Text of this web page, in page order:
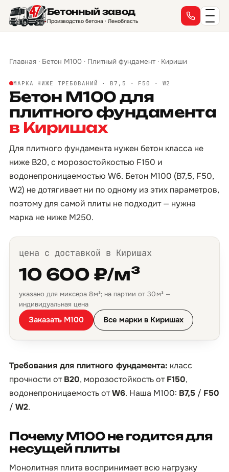
Бетонный завод
Производство бетона · Ленобласть
Главная · Бетон М100 · Плитный фундамент · Кириши
МАРКА НИЖЕ ТРЕБОВАНИЙ · B7,5 · F50 · W2
Бетон М100 для
плитного фундамента
в Киришах
Для плитного фундамента нужен бетон класса не
ниже B20, с морозостойкостью F150 и
водонепроницаемостью W6. Бетон М100 (B7,5, F50,
W2) не дотягивает ни по одному из этих параметров,
поэтому для самой плиты не подходит — нужна
марка не ниже М250.
цена с доставкой в Киришах
10 600 ₽/м³
указано для миксера 8 м³; на партии от 30 м³ —
индивидуальная цена
Заказать М100 Все марки в Киришах
Требования для плитного фундамента: класс
прочности отB20, морозостойкость отF150,
водонепроницаемость отW6. Наша М100: B7,5 / F50
/ W2.
Почему М100 не годится для
несущей плиты
Монолитная плита воспринимает всю нагрузку